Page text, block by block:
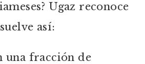
Ugaz reconoce
así:
una fracción de